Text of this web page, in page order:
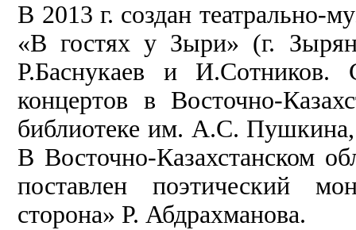
В 2013 г. создан театрально-
«В гостях у Зыри» (г.
Р.Баснукаев и И.Сотников.
концертов в Восточно-
библиотеке им. А.С.
В Восточно-Казахстанском
поставлен поэтический
сторона» Р. Абдрахманова.